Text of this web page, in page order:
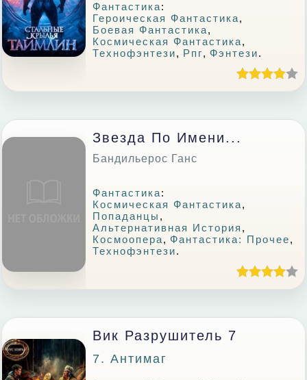
Фантастика:
Героическая Фантастика,
Боевая Фантастика,
Космическая Фантастика,
Технофэнтези, Рпг, Фэнтези.
Звезда По Имени...
Бандильерос Ганс
Фантастика:
Космическая Фантастика,
Попаданцы ,
Альтернативная История ,
Космоопера, Фантастика: Прочее,
Технофэнтези.
Вик Разрушитель 7
7. Антимаг